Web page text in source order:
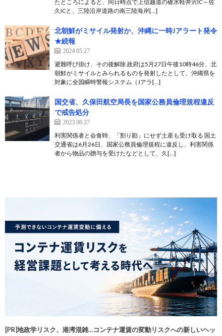
たところによると、同日時点で上信越道の碓氷軽井沢IC～佐
久ICと、三陸沿岸道路の南三陸海岸[…]
北朝鮮がミサイル発射か、沖縄に一時Jアラート発令
★続報
2024.05.27
避難呼び掛け、その後解除 政府は5月27日午後10時46分、北
朝鮮がミサイルとみられるものを発射したとして、沖縄県を
対象に全国瞬時警報システム（Jアラ[…]
国交省、久保田航空局長を国家公務員倫理規程違反
で戒告処分
2023.06.27
利害関係者と会食時、「割り勘」にせず土産も受け取る 国土
交通省は6月26日、国家公務員倫理規程に違反し、利害関係
者から物品の贈与を受けたなどとして、久[…]
[PR]地政学リスク、港湾混雑…コンテナ運賃の変動リスクへの新しいヘッ